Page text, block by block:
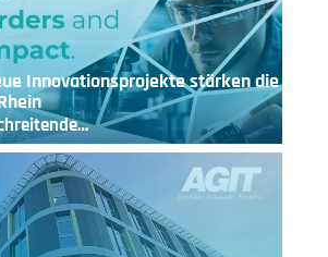
Innovationsprojekte stärken die